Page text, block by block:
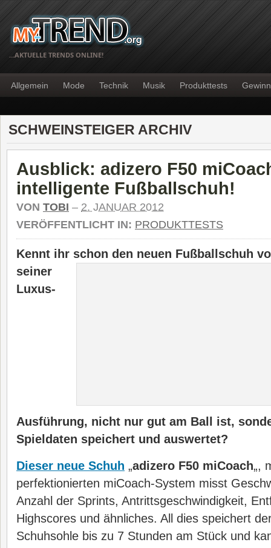
…AKTUELLE TRENDS ONLINE!
Allgemein Mode Technik Musik Produkttests
SCHWEINSTEIGER ARCHIV
Ausblick: adizero F50
intelligente Fußballschuh!
VON TOBI – 2. JANUAR 2012
VERÖFFENTLICHT IN: PRODUKTTESTS
Kennt ihr schon den neuen Fußballschuh
seiner
Luxus-
Ausführung, nicht nur gut am Ball ist,
Spieldaten speichert und auswertet?
Dieser neue Schuh „adizero F50 miCoach„,
perfektionierten miCoach-System misst
Anzahl der Sprints, Antrittsgeschwindigkeit,
Highscores und ähnliches. All dies speichert
Schuhsohle bis zu 7 Stunden am Stück und